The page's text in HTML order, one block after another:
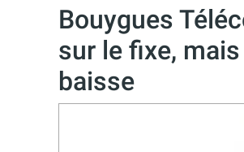
Bouygues
sur le fixe,
baisse